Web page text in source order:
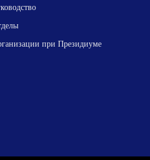
при Президиуме